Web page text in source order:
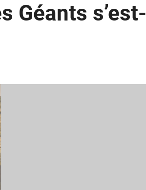
Géants s’est-